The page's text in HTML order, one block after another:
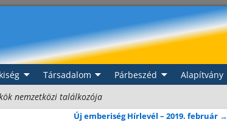
Társadalom Párbeszéd Alapítvány
nemzetközi találkozója
Új emberiség Hírlevél – 2019. február →